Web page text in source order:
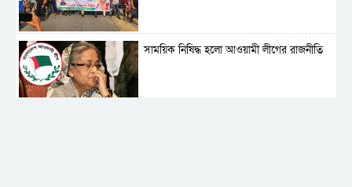
সাময়িক নিষিদ্ধ হলো আওয়ামী লীগের রাজনীতি